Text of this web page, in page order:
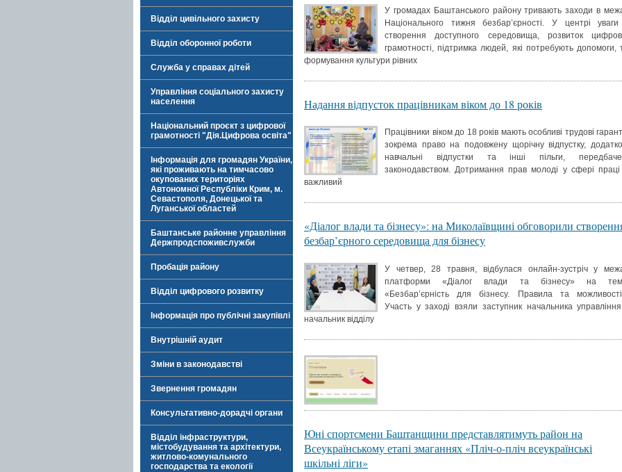
Відділ цивільного захисту
Відділ оборонної роботи
Служба у справах дітей
Управління соціального захисту
населення
Національний проєкт з цифрової
грамотності "Дія.Цифрова освіта"
Інформація для громадян України,
які проживають на тимчасово
окупованих територіях
Автономної Республіки Крим, м.
Севастополя, Донецької та
Луганської областей
Баштанське районне управління
Держпродспоживслужби
Пробація району
Відділ цифрового розвитку
Інформація про публічні закупівлі
Внутрішній аудит
Зміни в законодавстві
Звернення громадян
Консультативно-дорадчі органи
Відділ інфраструктури,
містобудування та архітектури,
житлово-комунального
господарства та екології
У громадах Баштанського району тривають заходи в
Національного тижня безбар’єрності. У центрі
створення доступного середовища, розвиток
грамотності, підтримка людей, які потребують допомоги,
формування культури рівних
Надання відпусток працівникам віком до 18 років
Працівники віком до 18 років мають особливі трудові
зокрема право на подовжену щорічну відпустку,
навчальні відпустки та інші пільги,
законодавством. Дотримання прав молоді у сфері
важливий
«Діалог влади та бізнесу»: на Миколаївщині обговорили
безбар’єрного середовища для бізнесу
У четвер, 28 травня, відбулася онлайн-зустріч у
платформи «Діалог влади та бізнесу» на
«Безбар’єрність для бізнесу. Правила та
Участь у заході взяли заступник начальника
начальник відділу
Юні спортсмени Баштанщини представлятимуть район на
Всеукраїнському етапі змаганнях «Пліч-о-пліч всеукраїнські
шкільні ліги»